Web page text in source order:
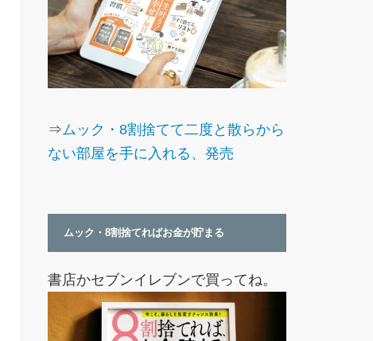
⇒ムック・8割捨てて二度と散らから
ない部屋を手に入れる、発売
ムック・8割捨てればお金が貯まる
書店かセブンイレブンで買ってね。